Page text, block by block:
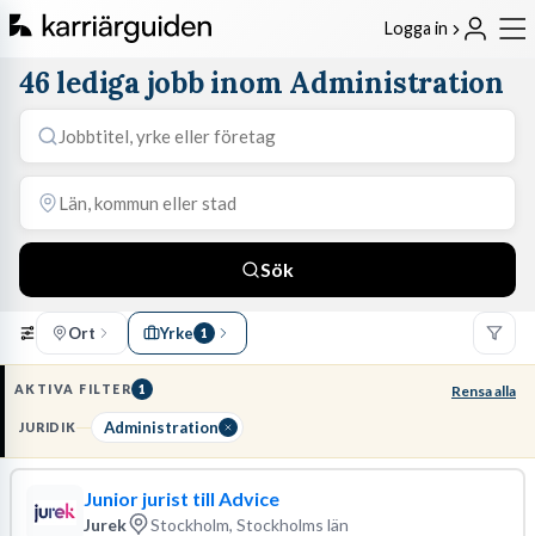
Logga in
46 lediga jobb inom Administration
Sök
Ort Yrke 1
AKTIVA FILTER 1 Rensa alla
JURIDIK Administration
Junior jurist till Advice
Jurek Stockholm, Stockholms län